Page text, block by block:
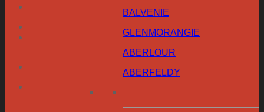
BALVENIE
GLENMORANGIE
ABERLOUR
ABERFELDY